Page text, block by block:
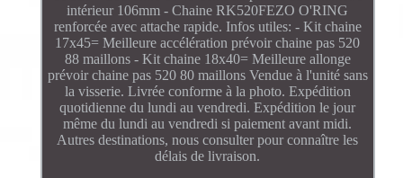
intérieur 106mm - Chaine RK520FEZO O'RING
renforcée avec attache rapide. Infos utiles: - Kit chaine
17x45= Meilleure accélération prévoir chaine pas 520
88 maillons - Kit chaine 18x40= Meilleure allonge
prévoir chaine pas 520 80 maillons Vendue à l'unité sans
la visserie. Livrée conforme à la photo. Expédition
quotidienne du lundi au vendredi. Expédition le jour
même du lundi au vendredi si paiement avant midi.
Autres destinations, nous consulter pour connaître les
délais de livraison.